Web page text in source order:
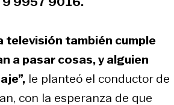
televisión también cumple
a pasar cosas, y alguien
le planteó el conductor de
con la esperanza de que